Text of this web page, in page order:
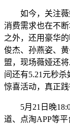
如今，关注薇
消费需求也在不
之外，还用豪华
俊杰、孙燕姿、
盟，现场薇娅还
间还有5.21元秒
惊喜活动，真正践
5月21日晚
道、点淘APP等